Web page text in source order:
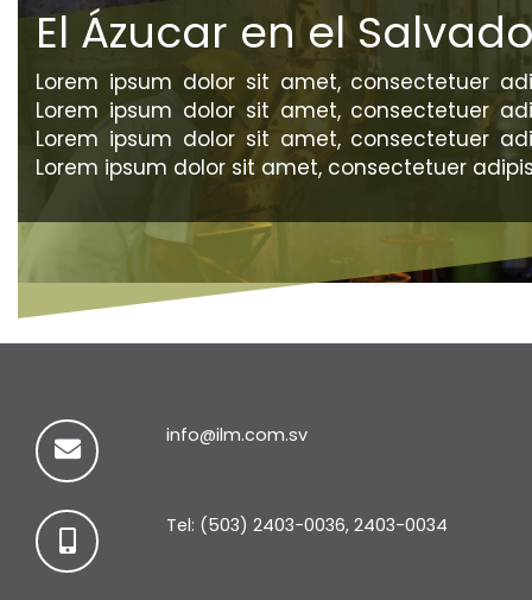
El Ázucar en el
Lorem ipsum dolor sit amet, consectetuer
Lorem ipsum dolor sit amet, consectetuer
Lorem ipsum dolor sit amet, consectetuer
Lorem ipsum dolor sit amet, consectetuer
info@ilm.com.sv
Tel: (503) 2403-0036, 2403-0034